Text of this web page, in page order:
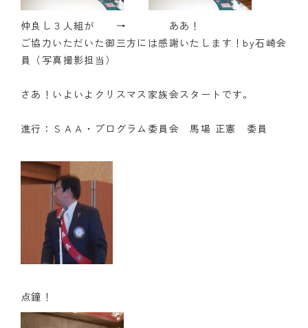
仲良し３人組が → ああ！
ご協力いただいた御三方には感謝いたします！by石崎会
員（写真撮影担当）
さあ！いよいよクリスマス家族会スタートです。
進行：ＳＡＡ・プログラム委員会 馬場 正憲 委員
点鐘！